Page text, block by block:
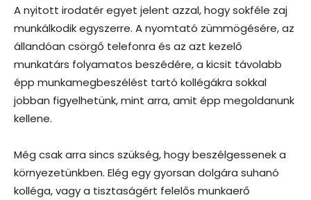
A nyitott irodatér egyet jelent azzal, hogy sokféle zaj
munkálkodik egyszerre. A nyomtató zümmögésére, az
állandóan csörgő telefonra és az azt kezelő
munkatárs folyamatos beszédére, a kicsit távolabb
épp munkamegbeszélést tartó kollégákra sokkal
jobban figyelhetünk, mint arra, amit épp megoldanunk
kellene.
Még csak arra sincs szükség, hogy beszélgessenek a
környezetünkben. Elég egy gyorsan dolgára suhanó
kolléga, vagy a tisztaságért felelős munkaerő